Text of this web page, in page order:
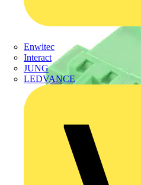
Enwitec
Interact
JUNG
LEDVANCE